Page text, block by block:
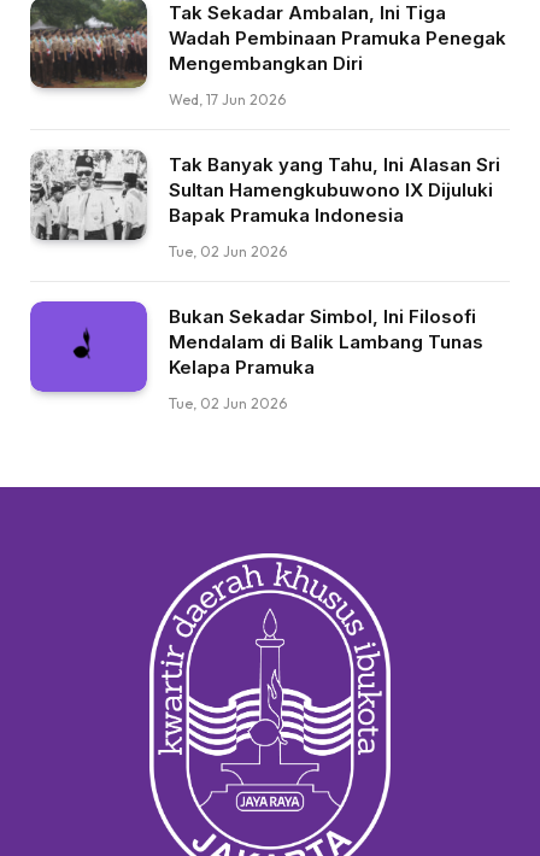
Tak Sekadar Ambalan, Ini Tiga
Wadah Pembinaan Pramuka Penegak
Mengembangkan Diri
Wed, 17 Jun 2026
Tak Banyak yang Tahu, Ini Alasan Sri
Sultan Hamengkubuwono IX Dijuluki
Bapak Pramuka Indonesia
Tue, 02 Jun 2026
Bukan Sekadar Simbol, Ini Filosofi
Mendalam di Balik Lambang Tunas
Kelapa Pramuka
Tue, 02 Jun 2026